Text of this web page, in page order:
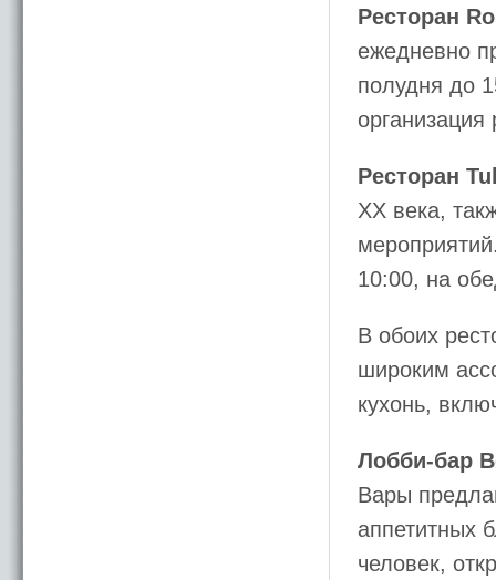
Ресторан
ежедневно
полудня до
Ресторан
XX века,
10:00, на
В обоих
широким
кухонь,
Лобби-бар
Вары
аппетитных
человек,